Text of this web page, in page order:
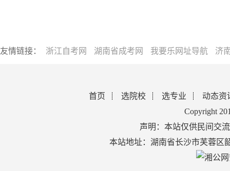
友情链接： 浙江自考网 湖南省成考网 我要乐网址导航 济
首页 选院校 选专业
动态资
Copyright
声明：本站仅供民间交
本站地址：湖南省长沙市芙蓉区